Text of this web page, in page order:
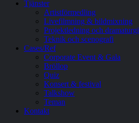
Tjänster
Artistförmedling
Livefilmning & bildmixning
Projektledning och dramaturgi
Teknik och scenografi
Cases/Ref
Corporate Event & Gala
Bröllop
Quiz
Konsert & festival
Talkshow
Teman
Kontakt